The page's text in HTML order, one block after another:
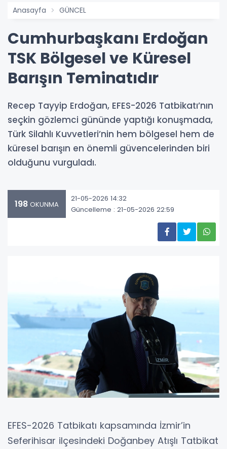
Anasayfa GÜNCEL
Cumhurbaşkanı Erdoğan
TSK Bölgesel ve Küresel
Barışın Teminatıdır
Recep Tayyip Erdoğan, EFES-2026 Tatbikatı’nın
seçkin gözlemci gününde yaptığı konuşmada,
Türk Silahlı Kuvvetleri’nin hem bölgesel hem de
küresel barışın en önemli güvencelerinden biri
olduğunu vurguladı.
198 OKUNMA
21-05-2026 14:32
Güncelleme : 21-05-2026 22:59
EFES-2026 Tatbikatı kapsamında İzmir’in
Seferihisar ilçesindeki Doğanbey Atışlı Tatbikat